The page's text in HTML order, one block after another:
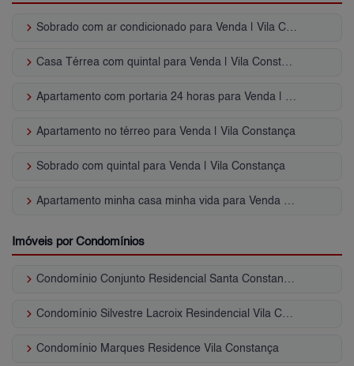
keyboard_arrow_right
keyboard_arrow_right
keyboard_arrow_right
keyboard_arrow_right Apartamento no térreo para Venda | Vila Constança
keyboard_arrow_right Sobrado com quintal para Venda | Vila Constança
keyboard_arrow_right
Imóveis por Condomínios
keyboard_arrow_right
keyboard_arrow_right
keyboard_arrow_right Condomínio Marques Residence Vila Constança